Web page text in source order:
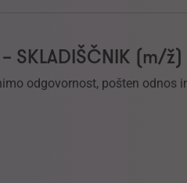
SKLADIŠČNIK (m/ž)
odgovornost, pošten odnos